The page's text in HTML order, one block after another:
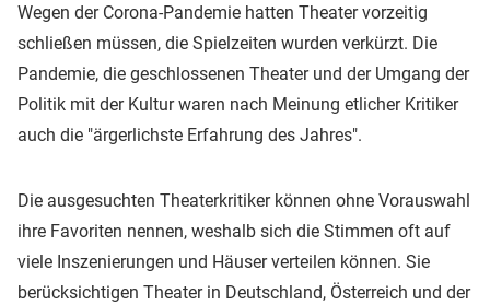
Wegen der Corona-Pandemie hatten Theater vorzeitig
schließen müssen, die Spielzeiten wurden verkürzt. Die
Pandemie, die geschlossenen Theater und der Umgang der
Politik mit der Kultur waren nach Meinung etlicher Kritiker
auch die "ärgerlichste Erfahrung des Jahres".
Die ausgesuchten Theaterkritiker können ohne Vorauswahl
ihre Favoriten nennen, weshalb sich die Stimmen oft auf
viele Inszenierungen und Häuser verteilen können. Sie
berücksichtigen Theater in Deutschland, Österreich und der